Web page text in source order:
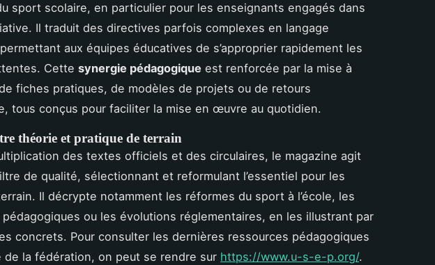
sport scolaire, en particulier pour les enseignants engagés dans
Il traduit des directives parfois complexes en langage
aux équipes éducatives de s’approprier rapidement les
Cette synergie pédagogique est renforcée par la mise à
fiches pratiques, de modèles de projets ou de retours
tous conçus pour faciliter la mise en œuvre au quotidien.
théorie et pratique de terrain
des textes officiels et des circulaires, le magazine agit
de qualité, sélectionnant et reformulant l’essentiel pour les
Il décrypte notamment les réformes du sport à l’école, les
ou les évolutions réglementaires, en les illustrant par
concrets. Pour consulter les dernières ressources pédagogiques
de la fédération, on peut se rendre sur https://www.u-s-e-p.org/.